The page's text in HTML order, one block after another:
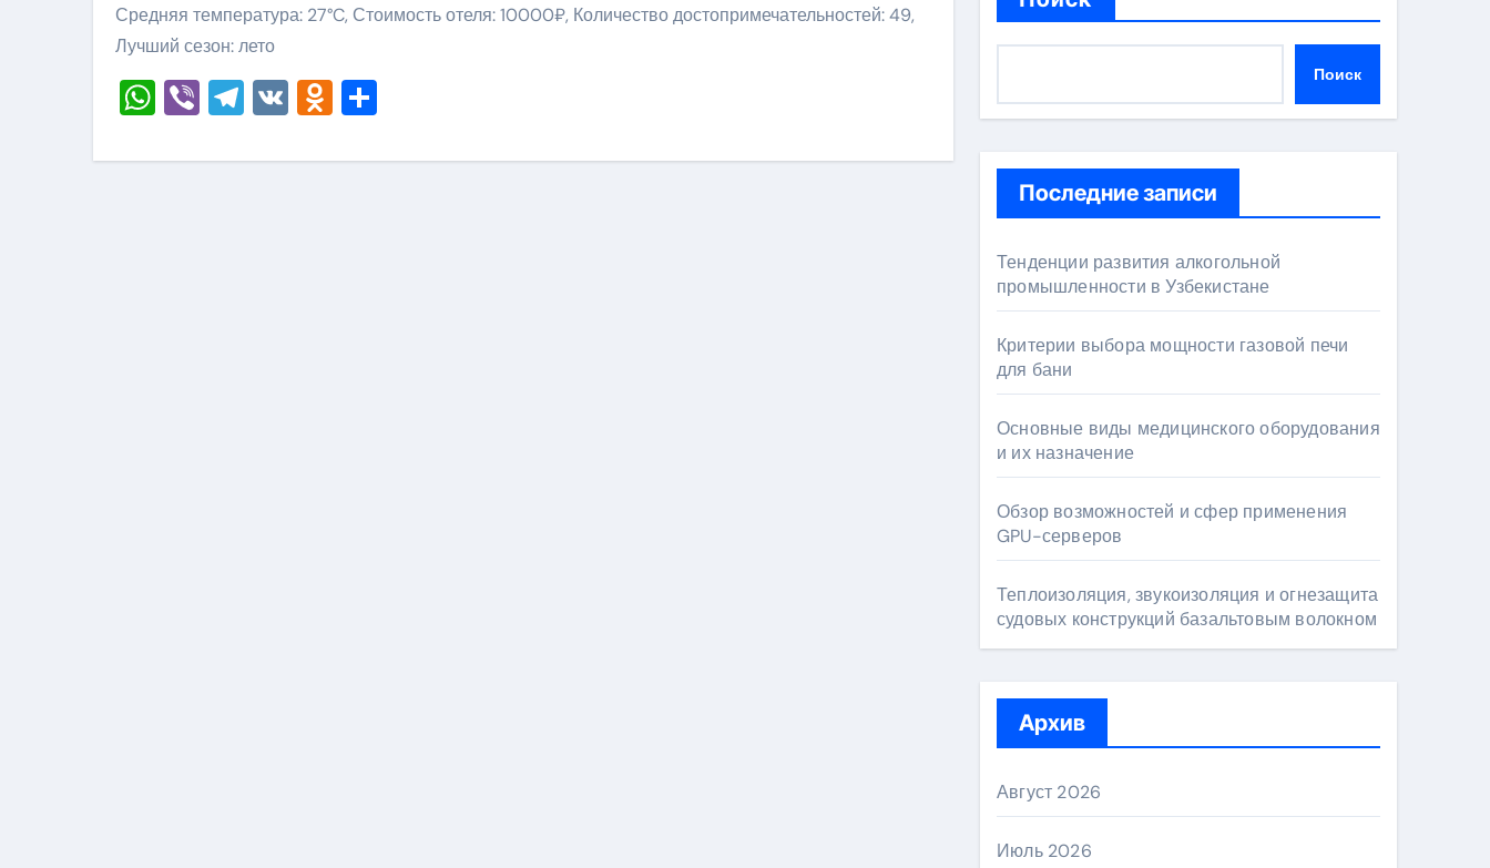
Средняя температура: 27°C, Стоимость отеля: 10000₽, Количество достопримечательностей: 49,
Лучший сезон: лето
WhatsApp
ViberTelegram
VKOdnoklassniki Поиск
Последние записи
Тенденции развития алкогольной
промышленности в Узбекистане
Критерии выбора мощности газовой печи
для бани
Основные виды медицинского оборудования
и их назначение
Обзор возможностей и сфер применения
GPU-серверов
Теплоизоляция, звукоизоляция и огнезащита
судовых конструкций базальтовым волокном
Архив
Август 2026
Июль 2026